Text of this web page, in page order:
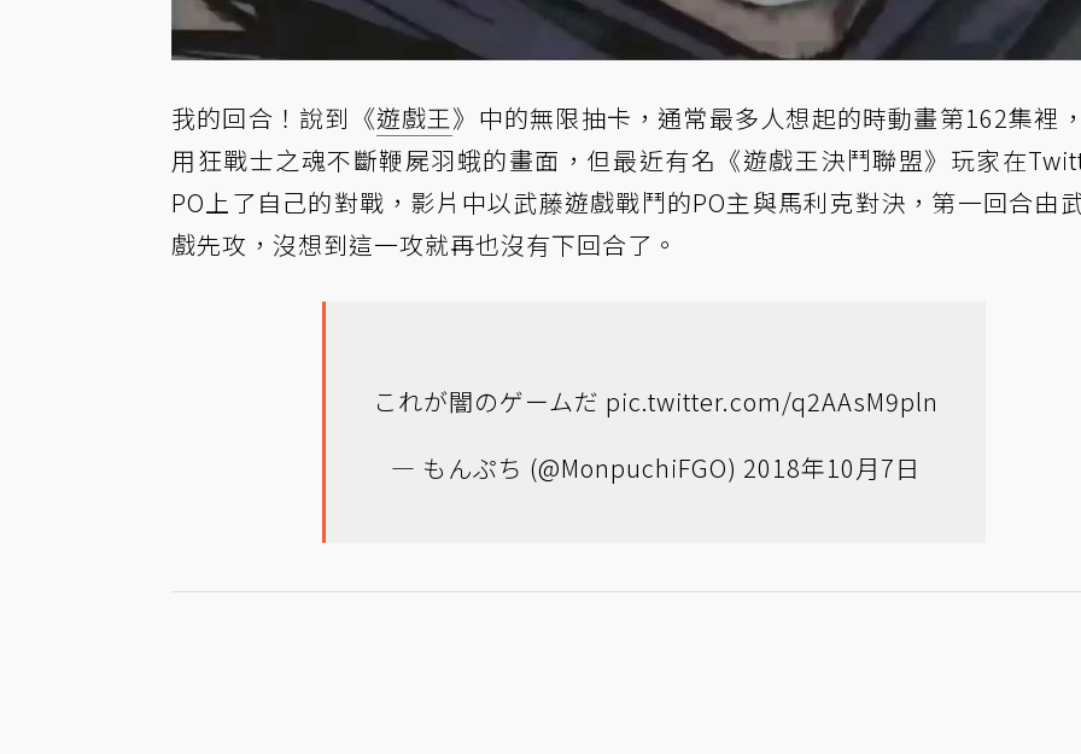
我的回合！說到《遊戲王》中的無限抽卡，通常最多人想起的時動畫第162集裡
用狂戰士之魂不斷鞭屍羽蛾的畫面，但最近有名《遊戲王決鬥聯盟》玩家在
PO上了自己的對戰，影片中以武藤遊戲戰鬥的PO主與馬利克對決，第一回合由
戲先攻，沒想到這一攻就再也沒有下回合了。
これが闇のゲームだ pic.twitter.com/q2AAsM9pln
— もんぷち (@MonpuchiFGO) 2018年10月7日